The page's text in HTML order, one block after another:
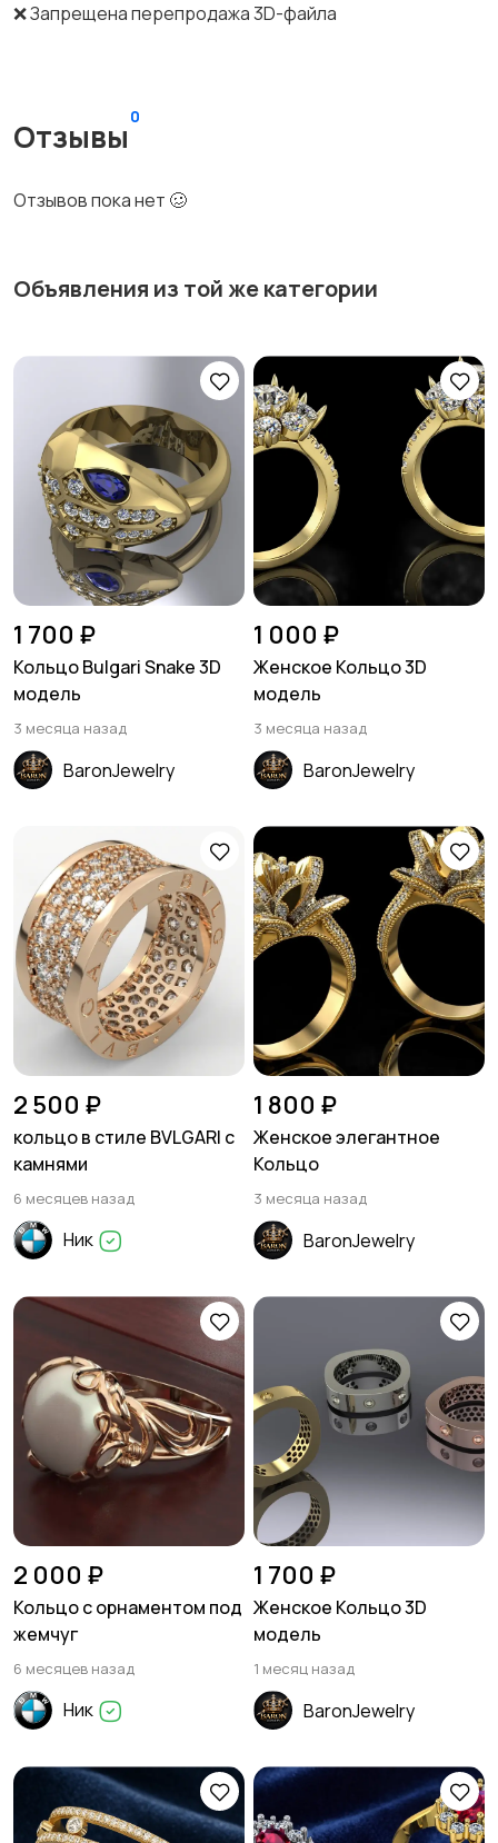
❌ Запрещена перепродажа 3D-файла
Отзывы
0
Отзывов пока нет 🥴
Объявления из той же категории
1 700 ₽
Кольцо Bulgari Snake 3D
модель
3 месяца назад
BaronJewelry
1 000 ₽
Женское Кольцо 3D
модель
3 месяца назад
BaronJewelry
2 500 ₽
кольцо в стиле BVLGARI с
камнями
6 месяцев назад
Ник
1 800 ₽
Женское элегантное
Кольцо
3 месяца назад
BaronJewelry
2 000 ₽
Кольцо с орнаментом под
жемчуг
6 месяцев назад
Ник
1 700 ₽
Женское Кольцо 3D
модель
1 месяц назад
BaronJewelry